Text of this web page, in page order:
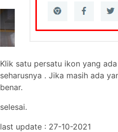
Klik satu persatu ikon yang
seharusnya . Jika masih ada
benar.
selesai.
last update : 27-10-2021